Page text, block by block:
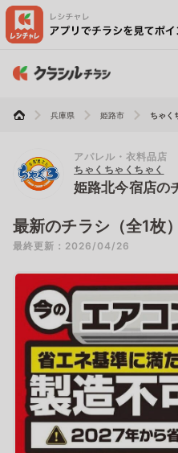
兵庫県 姫路市 ちゃく
アパレル・衣料品店
ちゃくちゃくちゃく
姫路北今宿店の
最新のチラシ（全1枚）
最終更新：2026/04/26